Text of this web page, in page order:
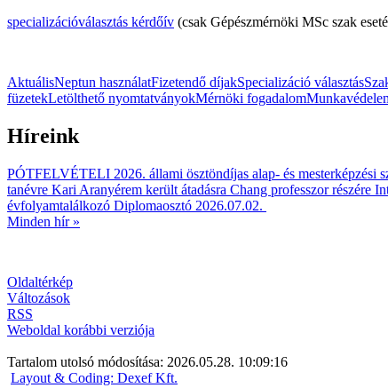
specializációválasztás kérdőív (csak Gépészmérnöki MSc szak
AktuálisNeptun használatFizetendő díjakSpecializáció választás
füzetekLetölthető nyomtatványokMérnöki fogadalom
Híreink
PÓTFELVÉTELI 2026. állami ösztöndíjas alap- és mesterképzési
tanévre Kari Aranyérem került átadásra Chang professzor részére
évfolyamtalálkozó Diplomaosztó 2026.07.02.
Minden hír »
Oldaltérkép
Változások
RSS
Weboldal korábbi verziója
Tartalom utolsó módosítása: 2026.05.28. 10:09:16
Layout & Coding: Dexef Kft.